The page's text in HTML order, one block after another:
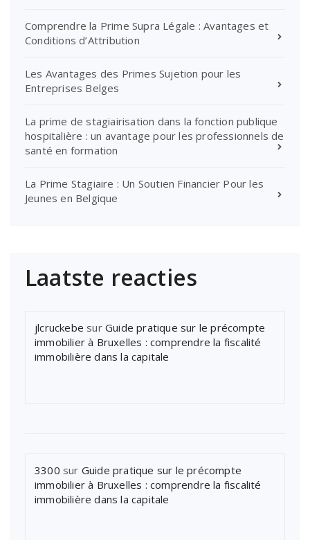
Comprendre la Prime Supra Légale : Avantages et
Conditions d’Attribution
Les Avantages des Primes Sujetion pour les
Entreprises Belges
La prime de stagiairisation dans la fonction publique
hospitalière : un avantage pour les professionnels de
santé en formation
La Prime Stagiaire : Un Soutien Financier Pour les
Jeunes en Belgique
Laatste reacties
jlcruckebe sur Guide pratique sur le précompte
immobilier à Bruxelles : comprendre la fiscalité
immobilière dans la capitale
3300 sur Guide pratique sur le précompte
immobilier à Bruxelles : comprendre la fiscalité
immobilière dans la capitale